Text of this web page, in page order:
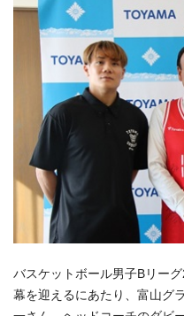
バスケットボール男子Bリー
幕を迎えるにあたり、富山グ